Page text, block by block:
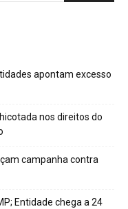
apontam excesso
nos direitos do
campanha contra
Entidade chega a 24